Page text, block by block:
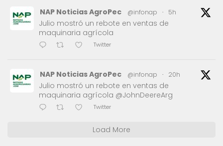
NAP Noticias AgroPec @infonap · 5h
Julio mostró un rebote en ventas de
maquinaria agrícola
Twitter
NAP Noticias AgroPec @infonap · 20h
Julio mostró un rebote en ventas de
maquinaria agrícola @JohnDeereArg
Twitter
Load More